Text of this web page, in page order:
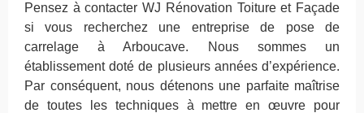
Pensez à contacter WJ Rénovation Toiture et Façade
si vous recherchez une entreprise de pose de
carrelage à Arboucave. Nous sommes un
établissement doté de plusieurs années d’expérience.
Par conséquent, nous détenons une parfaite maîtrise
de toutes les techniques à mettre en œuvre pour